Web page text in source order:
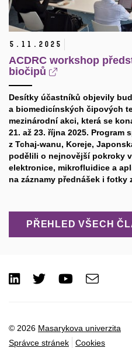
5. 11. 2025
ACDRC workshop
biočipů
Desítky účastníků objevily
a biomedicínských čipových
mezinárodní akci, která se
21. až 23. října 2025.
z Tchaj-wanu, Koreje,
podělili o nejnovější pokroky
elektronice, mikrofluidice a
na záznamy přednášek i fotky
PŘEHLED VŠECH
© 2026 Masarykova univerzita
Správce stránek
Cookies
LinkedIn
Twitter
e-